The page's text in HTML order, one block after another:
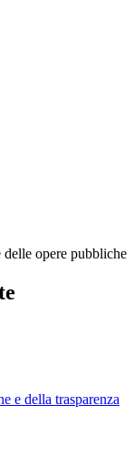
opere pubbliche
e della trasparenza